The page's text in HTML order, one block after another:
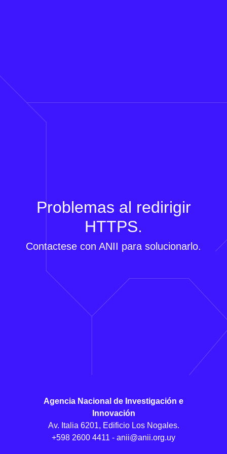
Problemas al redirigir
HTTPS.
Contactese con ANII para solucionarlo.
Agencia Nacional de Investigación e
Innovación
Av. Italia 6201, Edificio Los Nogales.
+598 2600 4411 - anii@anii.org.uy